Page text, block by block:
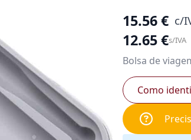
15.56€ c/
12.65€s/IVA
Bolsa de
Como